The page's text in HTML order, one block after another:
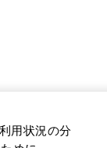
用状況の分